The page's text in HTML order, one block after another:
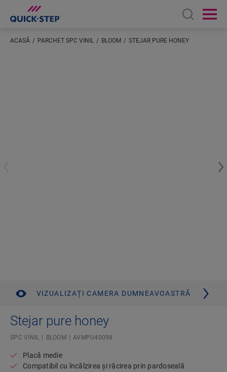
Open
ACASĂ PARCHET SPC VINIL BLOOM STEJAR PURE HONEY
VIZUALIZAȚI CAMERA DUMNEAVOASTRĂ
Stejar pure honey
SPC VINIL BLOOM AVMPU40098
Placă medie
Compatibil cu încălzirea și răcirea prin pardoseală